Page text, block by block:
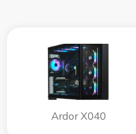
Ardor X040